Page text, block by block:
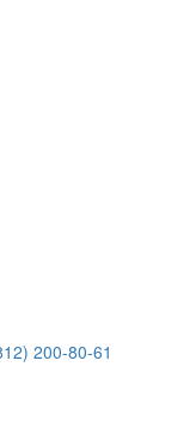
200-80-61